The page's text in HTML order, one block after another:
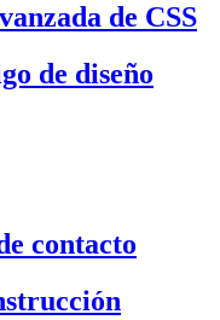
de CSS
de diseño
contacto